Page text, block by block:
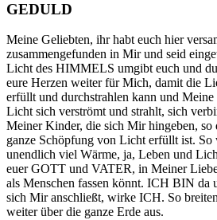
GEDULD
Meine Geliebten, ihr habt euch hier
zusammengefunden in Mir und seid
Licht des HIMMELS umgibt euch und
eure Herzen weiter für Mich, damit die
erfüllt und durchstrahlen kann und Meine
Licht sich verströmt und strahlt, sich
Meiner Kinder, die sich Mir hingeben, so
ganze Schöpfung von Licht erfüllt ist. So
unendlich viel Wärme, ja, Leben und
euer GOTT und VATER, in Meiner
als Menschen fassen könnt. ICH BIN da
sich Mir anschließt, wirke ICH. So
weiter über die ganze Erde aus.